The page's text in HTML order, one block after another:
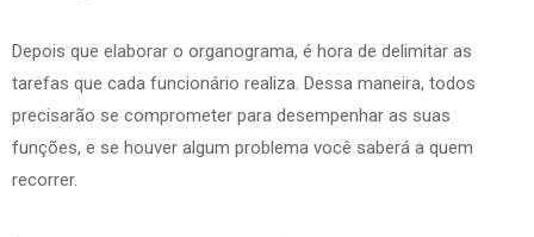
Depois que elaborar o organograma, é hora de delimitar as
tarefas que cada funcionário realiza. Dessa maneira, todos
precisarão se comprometer para desempenhar as suas
funções, e se houver algum problema você saberá a quem
recorrer.